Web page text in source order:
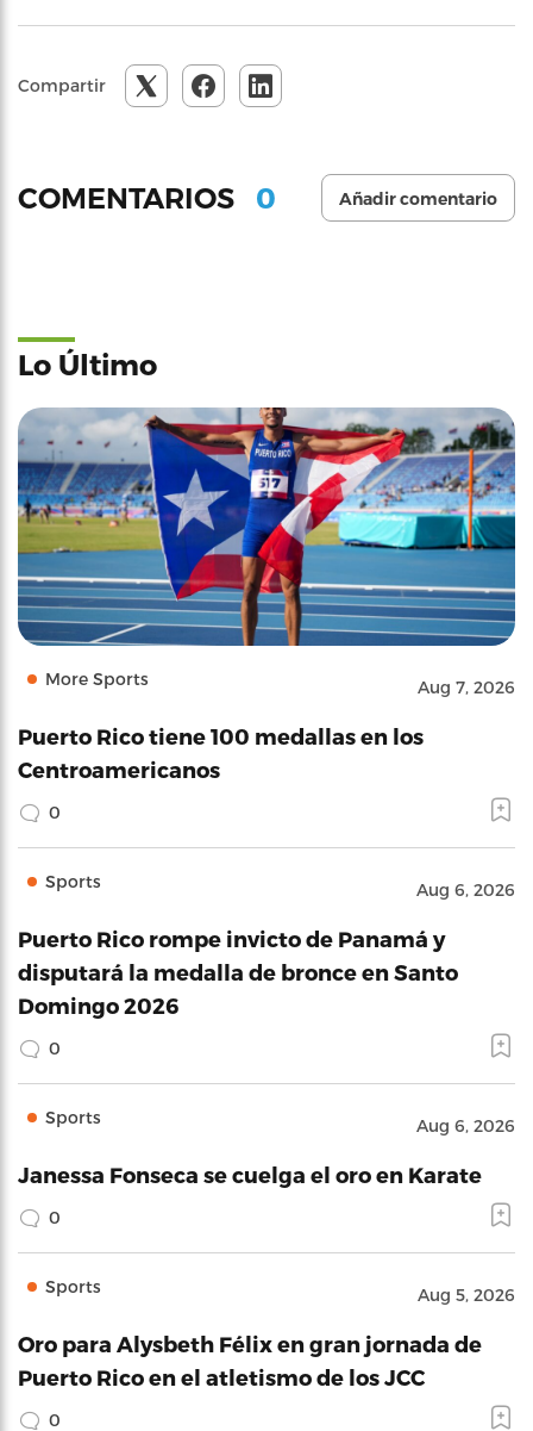
Compartir
COMENTARIOS 0 Añadir comentario
Lo Último
More Sports Aug 7, 2026
Puerto Rico tiene 100 medallas en los
Centroamericanos
0
Sports Aug 6, 2026
Puerto Rico rompe invicto de Panamá y
disputará la medalla de bronce en Santo
Domingo 2026
0
Sports Aug 6, 2026
Janessa Fonseca se cuelga el oro en Karate
0
Sports Aug 5, 2026
Oro para Alysbeth Félix en gran jornada de
Puerto Rico en el atletismo de los JCC
0